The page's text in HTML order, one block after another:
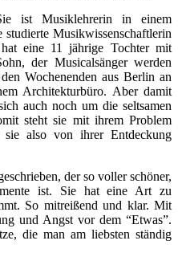
ist Musiklehrerin in einem
Musikwissenschaftlerin
eine 11 jährige Tochter mit
der Musicalsänger werden
Wochenenden aus Berlin an
Architekturbüro. Aber damit
auch noch um die seltsamen
steht sie mit ihrem Problem
also von ihrer Entdeckung
der so voller schöner,
ist. Sie hat eine Art zu
So mitreißend und klar. Mit
und Angst vor dem “Etwas”.
die man am liebsten ständig